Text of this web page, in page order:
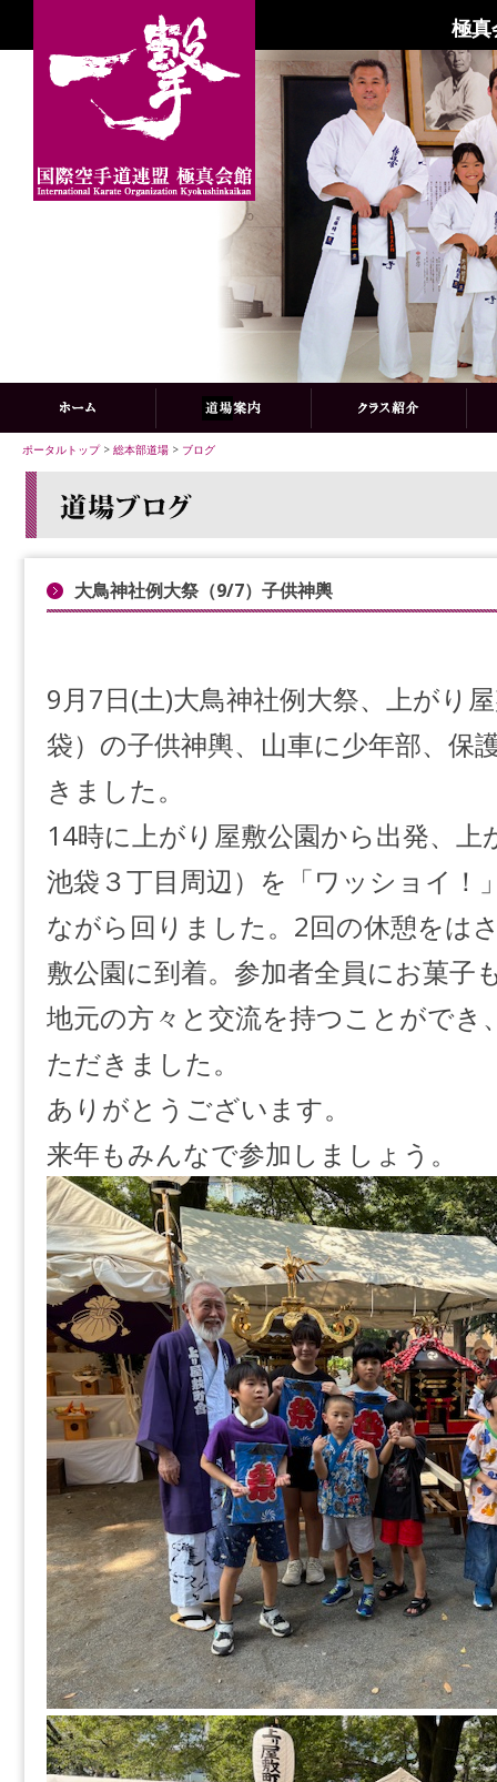
極真
ポータルトップ> 総本部道場 > ブログ
大鳥神社例大祭（9/7）子供神輿
9月7日(土)大鳥神社例大祭、上がり
袋）の子供神輿、山車に少年部、保
きました。
14時に上がり屋敷公園から出発、上
池袋３丁目周辺）を「ワッショイ！
ながら回りました。2回の休憩をは
敷公園に到着。参加者全員にお菓子
地元の方々と交流を持つことができ
ただきました。
ありがとうございます。
来年もみんなで参加しましょう。